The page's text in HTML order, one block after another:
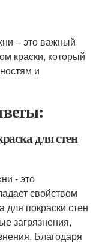
– это важный
краски, который
и
для стен
- это
свойством
покраски стен
загрязнения,
Благодаря